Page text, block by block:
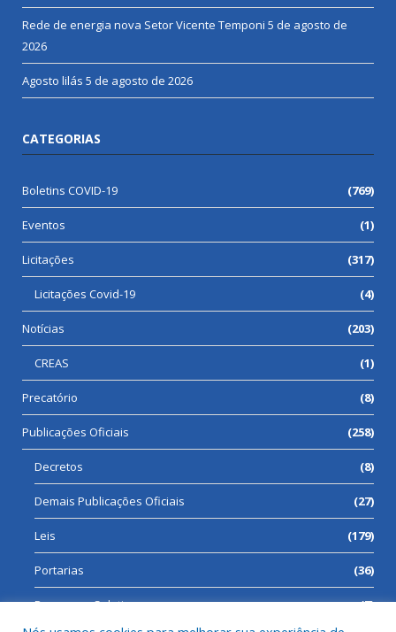
Rede de energia nova Setor Vicente Temponi 5 de agosto de
2026
Agosto lilás 5 de agosto de 2026
CATEGORIAS
Boletins COVID-19 (769)
Eventos (1)
Licitações (317)
Licitações Covid-19 (4)
Notícias (203)
CREAS (1)
Precatório (8)
Publicações Oficiais (258)
Decretos (8)
Demais Publicações Oficiais (27)
Leis (179)
Portarias (36)
Processos Seletivos (7)